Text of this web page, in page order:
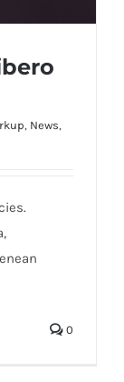
, News,
0